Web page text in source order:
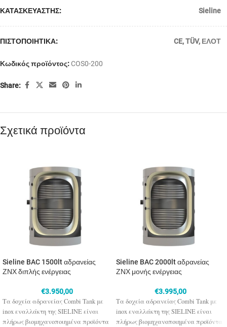
ΚΑΤΑΣΚΕΥΑΣΤΗΣ: Sieline
ΠΙΣΤΟΠΟΙΗΤΙΚΑ: CE,TÜV, ΕΛΟΤ
Κωδικός προϊόντος:COS0-200
Share:
Σχετικά προϊόντα
Sieline BAC 1500lt αδρανείας
ΖΝΧ διπλής ενέργειας
€3.950,00
Τα δοχεία αδρανείας Combi Tank με
inox εναλλάκτη της SIELINE είναι
πλήρως βιομηχανοποιημένα προϊόντα
Sieline BAC 2000lt αδρανείας
ΖΝΧ μονής ενέργειας
€3.995,00
Τα δοχεία αδρανείας Combi Tank με
inox εναλλάκτη της SIELINE είναι
πλήρως βιομηχανοποιημένα προϊόντα